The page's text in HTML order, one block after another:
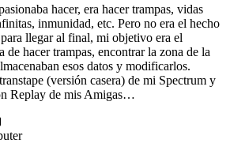
hacer, era hacer trampas, vidas
inmunidad, etc. Pero no era el hecho
llegar al final, mi objetivo era el
de hacer trampas, encontrar la zona de la
esos datos y modificarlos.
(versión casera) de mi Spectrum y
Replay de mis Amigas…